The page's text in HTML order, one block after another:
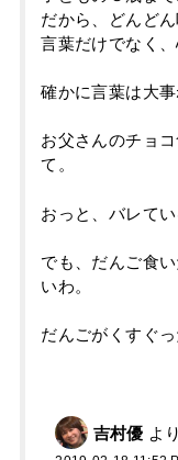
だから、どんどん
言葉だけでなく、
確かに言葉は大事
お父さんのチョ
て。
おっと、バレて
でも、だんご食
いわ。
だんごがくすぐ
吉村優 よ